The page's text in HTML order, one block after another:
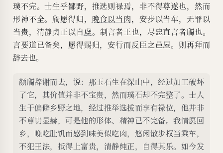
璞不完。士生乎鄙野，推选则禄焉，非不得尊遂也，然而
形神不全。斶愿得归， 晚食以当肉，安步以当车，无罪以
当贵，清静贞正以自虞。制言者王也，尽忠直言者斶也。
言要道已备矣，愿得赐归，安行而反臣之邑屋。则再拜而
辞去也。
颜斶辞谢而去，说：那玉石生在深山中，经过加工破坏
了它，其价值并非不宝贵，然而璞石却不完整了。士人
生于偏僻乡野之地，经过推举选拔而享有禄位，他并非
不尊贵显赫，可是他的形体、精神已不完备。我情愿回
乡，晚吃肚饥而感到味美似吃肉，悠闲散步权当乘车，
不犯王法，抵得上富贵，清静纯正，自得其乐。如今发